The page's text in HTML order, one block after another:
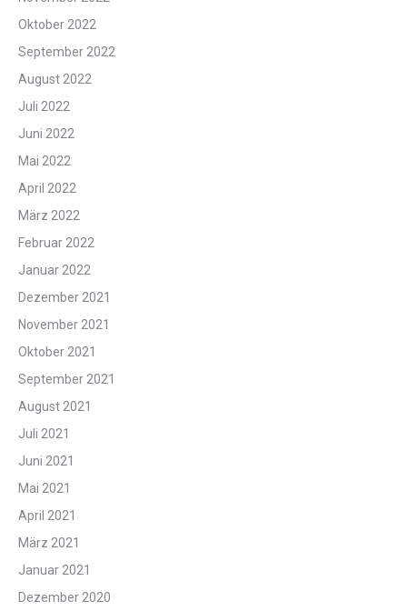
Oktober 2022
September 2022
August 2022
Juli 2022
Juni 2022
Mai 2022
April 2022
März 2022
Februar 2022
Januar 2022
Dezember 2021
November 2021
Oktober 2021
September 2021
August 2021
Juli 2021
Juni 2021
Mai 2021
April 2021
März 2021
Januar 2021
Dezember 2020